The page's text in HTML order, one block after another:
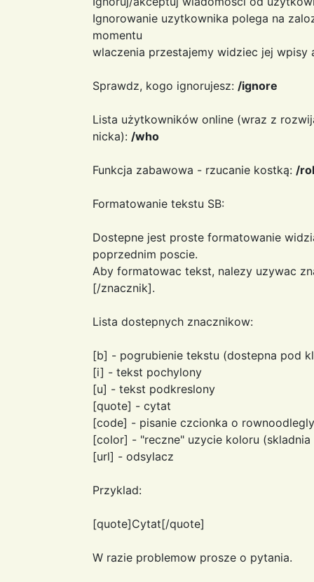
Ignorowanie uzytkownika polega na
momentu
wlaczenia przestajemy widziec jej
Sprawdz, kogo ignorujesz: /ignore
Lista użytkowników online (wraz z
nicka): /who
Funkcja zabawowa - rzucanie kostką: /
Formatowanie tekstu SB:
Dostepne jest proste formatowanie
poprzednim poscie.
Aby formatowac tekst, nalezy uzywac
[/znacznik].
Lista dostepnych znacznikow:
[b] - pogrubienie tekstu (dostepna pod
[i] - tekst pochylony
[u] - tekst podkreslony
[quote] - cytat
[code] - pisanie czcionka o
[color] - "reczne" uzycie koloru
[url] - odsylacz
Przyklad:
[quote]Cytat[/quote]
W razie problemow prosze o pytania.